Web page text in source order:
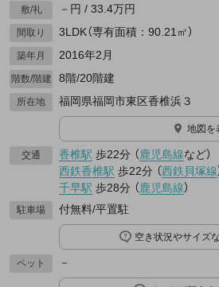
敷/礼 －円 / 33.4万円
間取り 3LDK（専有面積：90.21㎡）
築年月 2016年2月
階数/階建 8階/20階建
所在地 福岡県福岡市東区香椎浜３
地図を
交通 香椎駅 歩22分 （鹿児島線など）
西鉄香椎駅 歩22分 （西鉄貝塚線
千早駅 歩28分 （鹿児島線）
駐車場 付無料/平置駐
空き状況やサイズ
ペット －